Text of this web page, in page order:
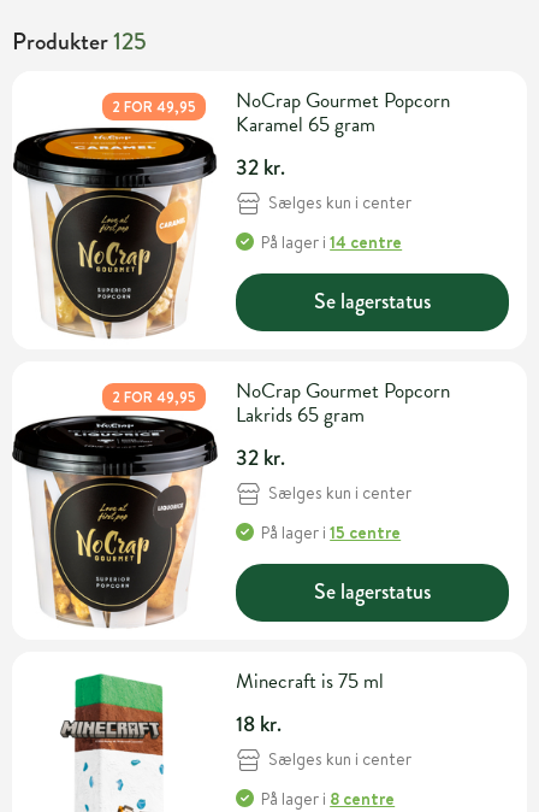
Produkter125
2 FOR 49,95
NoCrap Gourmet Popcorn
Karamel 65 gram
32 kr.
Sælges kun i center
På lager i14 centre
Se lagerstatus
2 FOR 49,95
NoCrap Gourmet Popcorn
Lakrids 65 gram
32 kr.
Sælges kun i center
På lager i15 centre
Se lagerstatus
Minecraft is 75 ml
18 kr.
Sælges kun i center
På lager i 8 centre